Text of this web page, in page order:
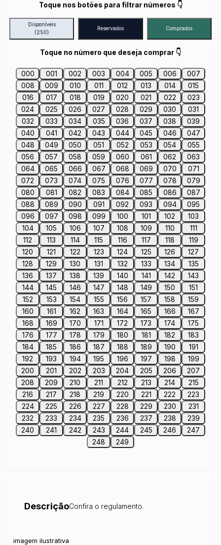
Toque nos botões para filtrar números 👇
Disponíveis
(250)
Reservados Comprados
Toque no número que deseja comprar 👇
000 001 002 003 004 005 006
007
008
009 010 011 012 013 014
015
016
017 018 019 020 021 022
023
024
025 026 027 028 029 030
031
032
033 034 035 036 037 038
039
040
041 042 043 044 045 046
047
048
049 050 051 052 053 054
055
056
057 058 059 060 061 062
063
064
065 066 067 068 069 070
071
072
073 074 075 076 077 078
079
080
081 082 083 084 085 086
087
088
089 090 091 092 093 094
095
096
097 098 099 100 101 102
103
104
105 106 107 108 109 110
111
112
113 114 115 116 117 118
119
120
121 122 123 124 125 126
127
128
129 130 131 132 133 134
135
136
137 138 139 140 141 142
143
144
145 146 147 148 149 150
151
152
153 154 155 156 157 158
159
160
161 162 163 164 165 166
167
168
169 170 171 172 173 174
175
176
177 178 179 180 181 182
183
184
185 186 187 188 189 190
191
192
193 194 195 196 197 198
199
200
201 202 203 204 205 206
207
208
209 210 211 212 213 214
215
216
217 218 219 220 221 222
223
224
225 226 227 228 229 230
231
232
233 234 235 236 237 238
239
240
241 242 243 244 245 246
247
248
249
DescriçãoConfira o regulamento.
imagem ilustrativa